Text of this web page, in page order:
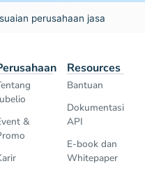
perusahaan jasa
&
Resources
Bantuan
Dokumentasi
API
E-book dan
Whitepaper